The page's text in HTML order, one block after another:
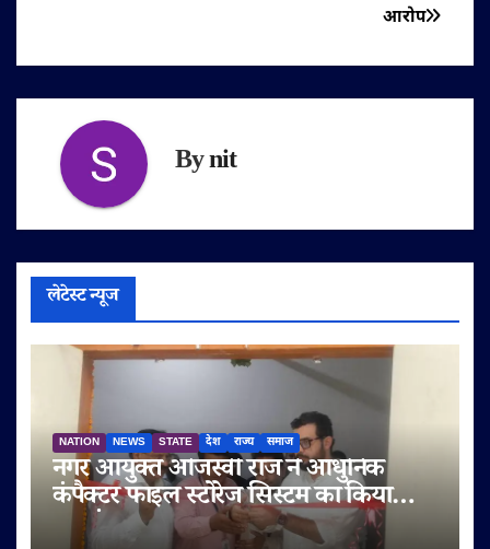
आरोप
Bynit
लेटेस्ट न्यूज
NATION NEWS STATE देश राज्य समाज
नगर आयुक्त ओजस्वी राज ने आधुनिक
कंपैक्टर फाइल स्टोरेज सिस्टम का किया
शुभारंभ